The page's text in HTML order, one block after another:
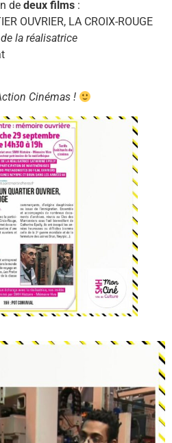
de deux films :
OUVRIER, LA CROIX-ROUGE
la réalisatrice
Cinémas !